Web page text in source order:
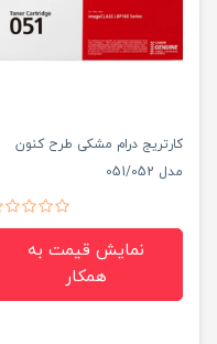
کارتریج درام مشکی طرح کنون
مدل 051/052
نمایش قیمت به
همکار